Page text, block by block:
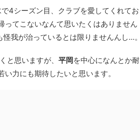
4シーズン目、クラブを愛してくれてお
ってこないなんて思いたくはありません
我が治っているとは限りませんんし...。
と思いますが、 平岡を中心になんとか耐
い力にも期待したいと思います。